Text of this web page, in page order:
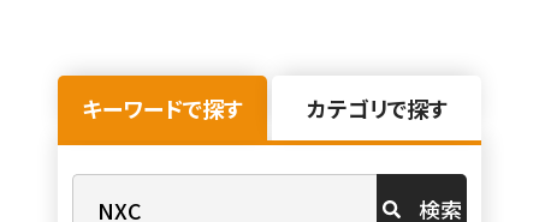
キーワードで探す カテゴリで探す
検索